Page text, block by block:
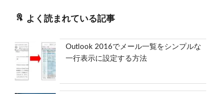
よく読まれている記事
Outlook 2016でメール一覧をシンプルな
一行表示に設定する方法